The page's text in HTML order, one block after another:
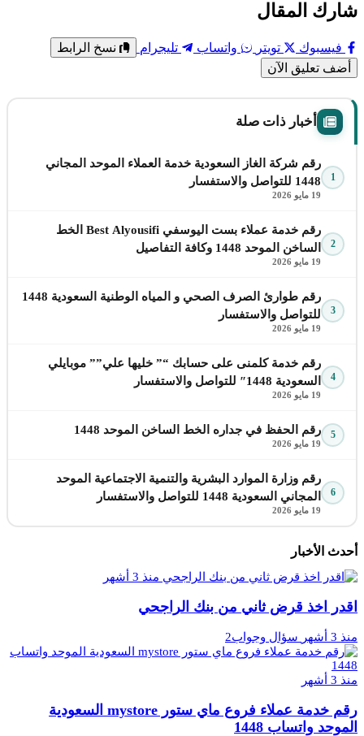
شارك المقال
فيسبوك تويتر واتساب تليجرام
نسخ الرابط
أضف تعليق الآن
أخبار ذات صلة
1
رقم شركة الغاز السعودية خدمة العملاء الموحد المجاني
1448 للتواصل والاستفسار
19 مايو 2026
2
رقم خدمة عملاء بست اليوسفي Best Alyousifi الخط
الساخن الموحد 1448 وكافة التفاصيل
19 مايو 2026
3
رقم طوارئ الصرف الصحي و المياه الوطنية السعودية 1448
للتواصل والاستفسار
19 مايو 2026
4
رقم خدمة كلمنى على حسابك “” خليها علي”” موبايلي
السعودية 1448″ للتواصل والاستفسار
19 مايو 2026
5 رقم الحفظ في جداره الخط الساخن الموحد 1448
19 مايو 2026
6
رقم وزارة الموارد البشرية والتنمية الاجتماعية الموحد
المجاني السعودية 1448 للتواصل والاستفسار
19 مايو 2026
أحدث الأخبار
منذ 3 أشهر
اقدر اخذ قرض ثاني من بنك الراجحي
منذ 3 أشهر سؤال وجواب2
منذ 3 أشهر
رقم خدمة عملاء فروع ماي ستور mystore السعودية
الموحد واتساب 1448